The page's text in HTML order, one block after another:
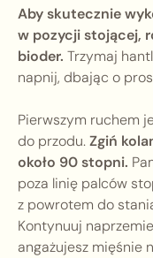
Aby skutecznie
w pozycji stojącej,
bioder. Trzymaj
napnij, dbając o
Pierwszym ruchem
do przodu.Zgiń
około 90 stopni.
poza linię palców
z powrotem do
Kontynuuj
angażujesz mięśnie